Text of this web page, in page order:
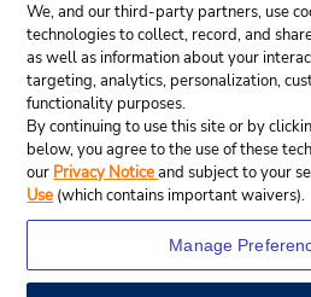
We, and our third-party partners, use
technologies to collect, record, and
as well as information about your
targeting, analytics, personalization,
functionality purposes.
By continuing to use this site or by
below, you agree to the use of these
our Privacy Noticeand subject to your
Use (which contains important waivers).
Manage